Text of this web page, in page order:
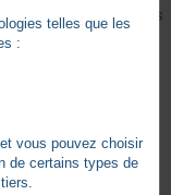
Pour une fenêtre plus
en compte la
compatible.
votre
pour
et sa durée de vie.
Velux ?
telles que les
:
vous pouvez choisir
de certains types de